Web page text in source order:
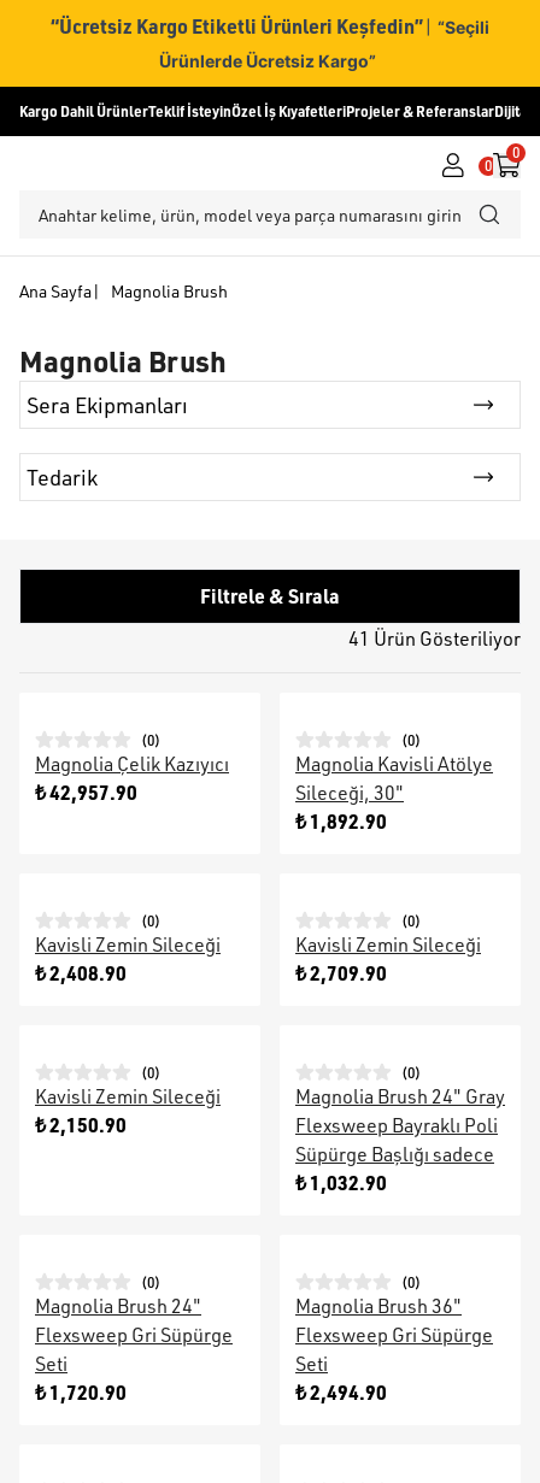
“Ücretsiz Kargo Etiketli Ürünleri Keşfedin” | “Seçili
Ürünlerde Ücretsiz Kargo”
Kargo Dahil ÜrünlerTeklif İsteyinÖzel İş KıyafetleriProjeler & ReferanslarDijital
0
0
Ana Sayfa| Magnolia Brush
Magnolia Brush
Sera Ekipmanları
Tedarik
Filtrele & Sırala
41 Ürün Gösteriliyor
(0)
Magnolia Çelik Kazıyıcı
₺ 42,957.90
(0)
Magnolia Kavisli Atölye
Sileceği, 30"
₺ 1,892.90
(0)
Kavisli Zemin Sileceği
₺ 2,408.90
(0)
Kavisli Zemin Sileceği
₺ 2,709.90
(0)
Kavisli Zemin Sileceği
₺ 2,150.90
(0)
Magnolia Brush 24" Gray
Flexsweep Bayraklı Poli
Süpürge Başlığı sadece
₺ 1,032.90
(0)
Magnolia Brush 24"
Flexsweep Gri Süpürge
Seti
₺ 1,720.90
(0)
Magnolia Brush 36"
Flexsweep Gri Süpürge
Seti
₺ 2,494.90